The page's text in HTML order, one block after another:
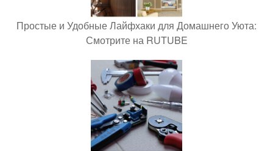
Простые и Удобные Лайфхаки для Домашнего Уюта:
Смотрите на RUTUBE